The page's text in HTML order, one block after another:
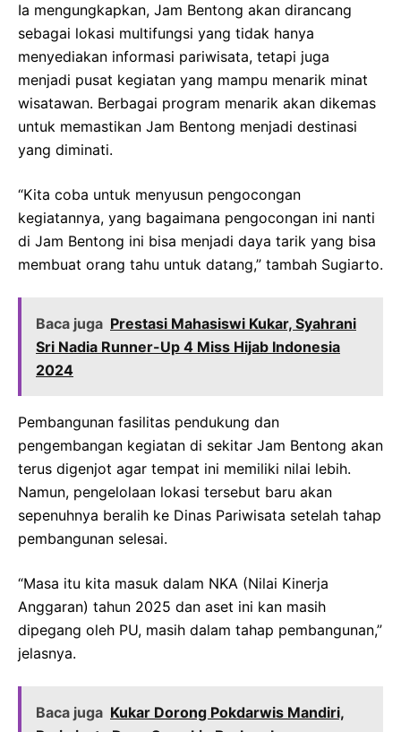
Ia mengungkapkan, Jam Bentong akan dirancang
sebagai lokasi multifungsi yang tidak hanya
menyediakan informasi pariwisata, tetapi juga
menjadi pusat kegiatan yang mampu menarik minat
wisatawan. Berbagai program menarik akan dikemas
untuk memastikan Jam Bentong menjadi destinasi
yang diminati.
“Kita coba untuk menyusun pengocongan
kegiatannya, yang bagaimana pengocongan ini nanti
di Jam Bentong ini bisa menjadi daya tarik yang bisa
membuat orang tahu untuk datang,” tambah Sugiarto.
Baca juga Prestasi Mahasiswi Kukar, Syahrani
Sri Nadia Runner-Up 4 Miss Hijab Indonesia
2024
Pembangunan fasilitas pendukung dan
pengembangan kegiatan di sekitar Jam Bentong akan
terus digenjot agar tempat ini memiliki nilai lebih.
Namun, pengelolaan lokasi tersebut baru akan
sepenuhnya beralih ke Dinas Pariwisata setelah tahap
pembangunan selesai.
“Masa itu kita masuk dalam NKA (Nilai Kinerja
Anggaran) tahun 2025 dan aset ini kan masih
dipegang oleh PU, masih dalam tahap pembangunan,”
jelasnya.
Baca juga Kukar Dorong Pokdarwis Mandiri,